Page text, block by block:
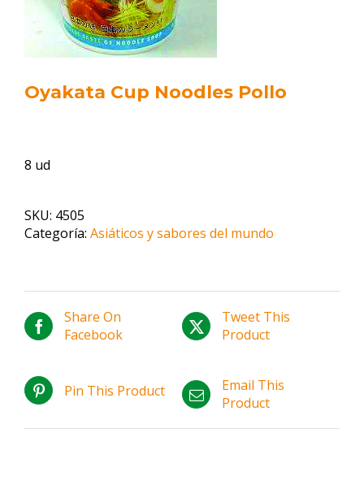
Oyakata Cup Noodles Pollo
8 ud
SKU: 4505
Categoría: Asiáticos y sabores del mundo
Share On
Facebook
Tweet This
Product
Pin This Product
Email This
Product